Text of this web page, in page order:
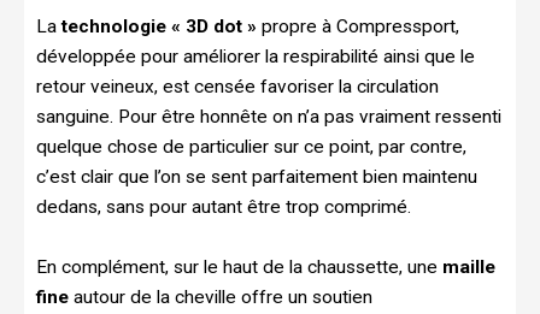
Latechnologie « 3D dot » propre à Compressport,
développée pour améliorer la respirabilité ainsi que le
retour veineux, est censée favoriser la circulation
sanguine. Pour être honnête on n’a pas vraiment ressenti
quelque chose de particulier sur ce point, par contre,
c’est clair que l’on se sent parfaitement bien maintenu
dedans, sans pour autant être trop comprimé.
En complément, sur le haut de la chaussette, une maille
fine autour de la cheville offre un soutien